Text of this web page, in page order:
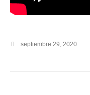
septiembre 29, 2020